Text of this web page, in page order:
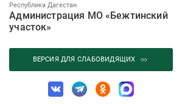
Республика Дагестан
Администрация МО «Бежтинский
участок»
ВЕРСИЯ ДЛЯ СЛАБОВИДЯЩИХ